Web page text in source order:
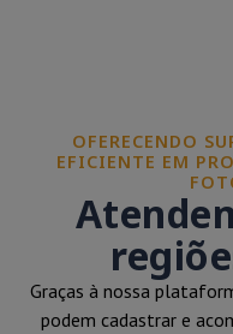
OFERECENDO
EFICIENTE EM
Graças à nossa
podem cadastrar e